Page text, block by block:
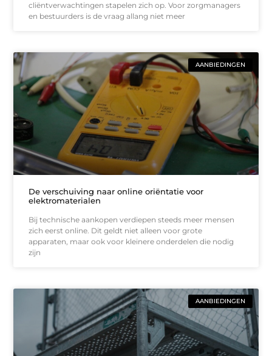
cliëntverwachtingen stapelen zich op. Voor zorgmanagers
en bestuurders is de vraag allang niet meer
AANBIEDINGEN
De verschuiving naar online oriëntatie voor
elektromaterialen
Bij technische aankopen verdiepen steeds meer mensen
zich eerst online. Dit geldt niet alleen voor grote
apparaten, maar ook voor kleinere onderdelen die nodig
zijn
AANBIEDINGEN